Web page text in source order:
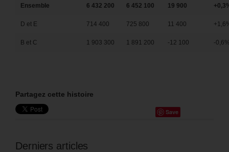
Ensemble 6 432 200 6 452 100 19 900
D et E 714 400 725 800 11 400
B et C 1 903 300 1 891 200 -12 100 -
Partagez cette histoire
Save
Derniers articles